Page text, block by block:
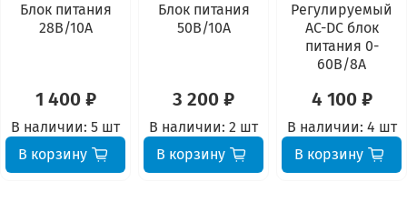
Блок питания
28В/10А
1 400 ₽
В наличии: 5 шт
В корзину
Блок питания
50В/10А
3 200 ₽
В наличии: 2 шт
В корзину
Регулируемый
AC-DC блок
питания 0-
60В/8A
4 100 ₽
В наличии: 4 шт
В корзину